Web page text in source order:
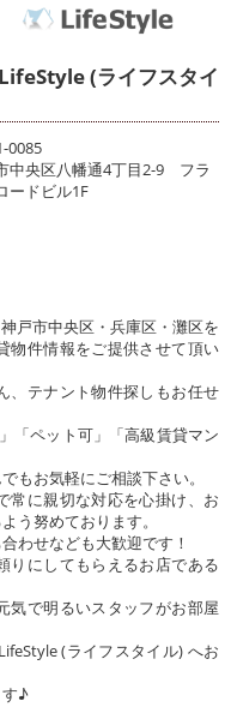
(ライフスタイ
0085
中央区八幡通4丁目2-9 フラ
ードビル1F
戸市中央区・兵庫区・灘区を
物件情報をご提供させて頂い
、テナント物件探しもお任せ
「ペット可」「高級賃貸マン
もお気軽にご相談下さい。
常に親切な対応を心掛け、お
う努めております。
わせなども大歓迎です！
りにしてもらえるお店である
気で明るいスタッフがお部屋
(ライフスタイル) へお
す♪